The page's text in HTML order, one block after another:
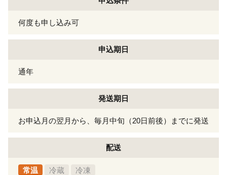
何度も申し込み可
申込期日
通年
発送期日
お申込月の翌月から、毎月中旬（20日前後）までに発送
配送
常温 冷蔵 冷凍